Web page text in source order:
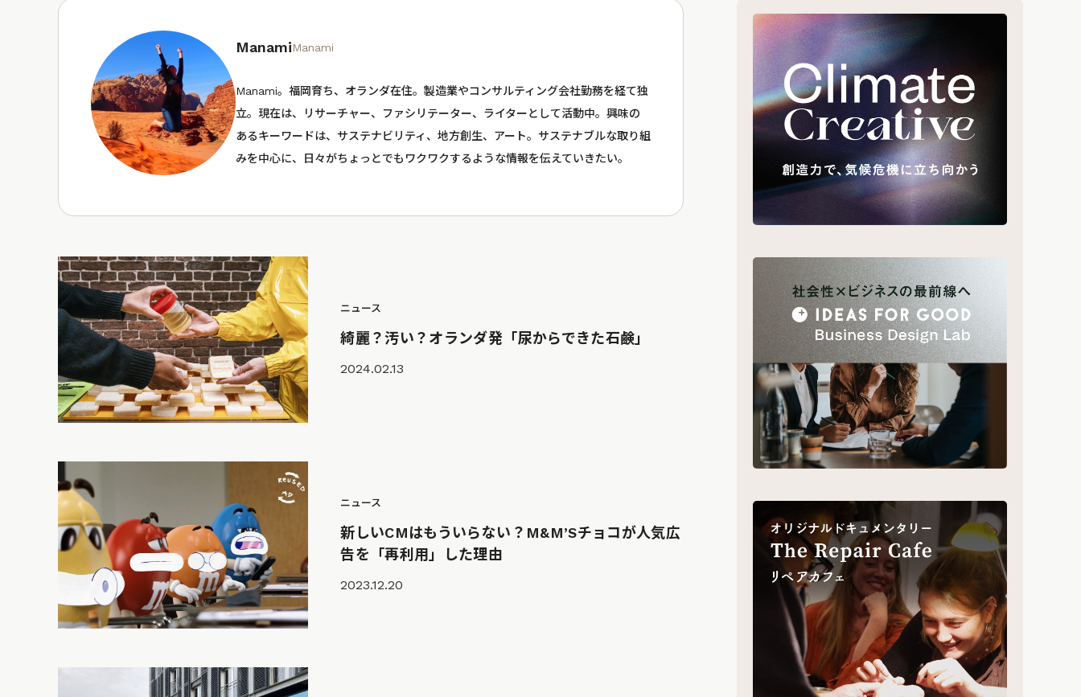
ManamiManami
Manami。福岡育ち、オランダ在住。製造業やコンサルティング会社勤務を経て独
立。現在は、リサーチャー、ファシリテーター、ライターとして活動中。興味の
あるキーワードは、サステナビリティ、地方創生、アート。サステナブルな取り組
みを中心に、日々がちょっとでもワクワクするような情報を伝えていきたい。
ニュース
綺麗？汚い？オランダ発「尿からできた石鹸」
2024.02.13
ニュース
新しいCMはもういらない？M&M’Sチョコが人気広
告を「再利用」した理由
2023.12.20